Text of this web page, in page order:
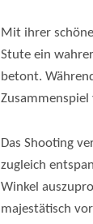
Mit ihrer
Stute ein
betont.
Das Shooting
zugleich
Winkel
majestätisch